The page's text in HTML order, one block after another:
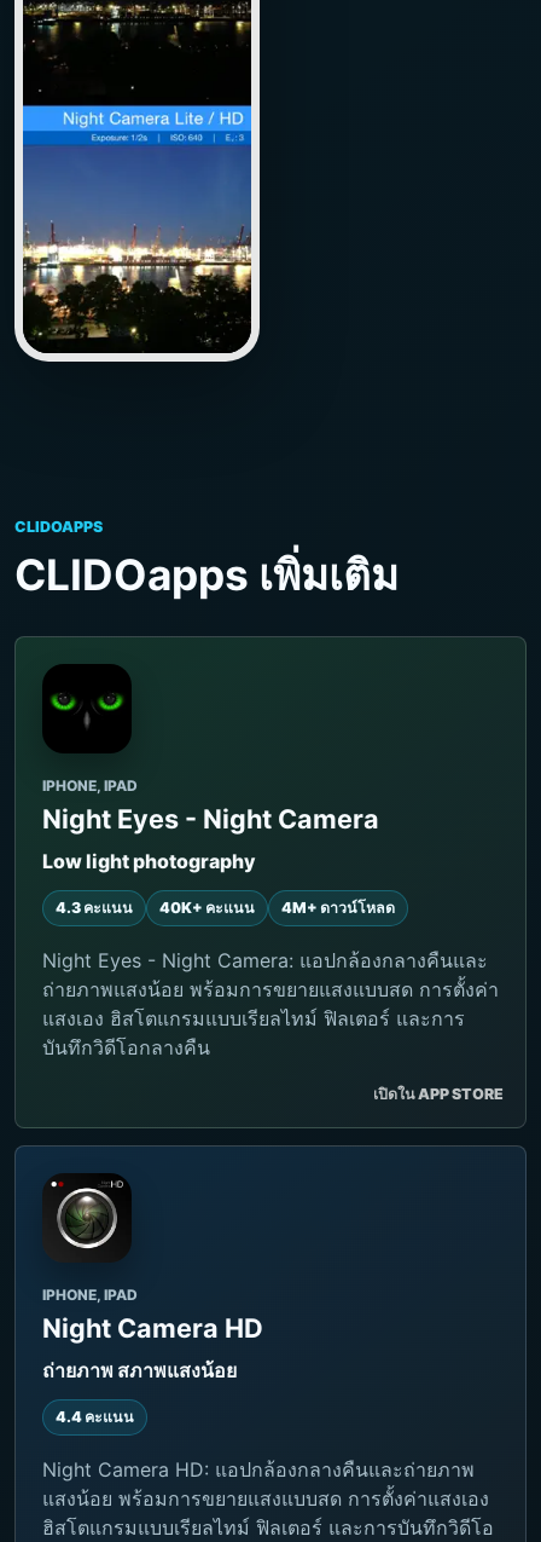
CLIDOAPPS
CLIDOapps เพิ่มเติม
IPHONE, IPAD
Night Eyes - Night Camera
Low light photography
4.3 คะแนน 40K+ คะแนน 4M+ ดาวน์โหลด
Night Eyes - Night Camera: แอปกล้องกลางคืนและ
ถ่ายภาพแสงน้อย พร้อมการขยายแสงแบบสด การตั้งค่า
แสงเอง ฮิสโตแกรมแบบเรียลไทม์ ฟิลเตอร์ และการ
บันทึกวิดีโอกลางคืน
เปิดใน APP STORE
IPHONE, IPAD
Night Camera HD
ถ่ายภาพ สภาพแสงน้อย
4.4 คะแนน
Night Camera HD: แอปกล้องกลางคืนและถ่ายภาพ
แสงน้อย พร้อมการขยายแสงแบบสด การตั้งค่าแสงเอง
ฮิสโตแกรมแบบเรียลไทม์ ฟิลเตอร์ และการบันทึกวิดีโอ